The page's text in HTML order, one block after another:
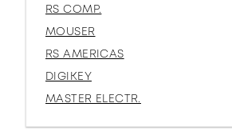
RS COMP.
MOUSER
RS AMERICAS
DIGIKEY
MASTER ELECTR.